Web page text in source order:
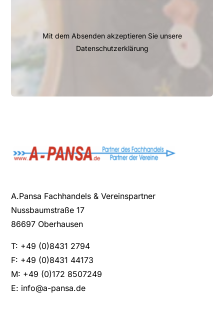
Mit dem Absenden akzeptieren Sie unsere
Datenschutzerklärung
A.Pansa Fachhandels & Vereinspartner
Nussbaumstraße 17
86697 Oberhausen
T: +49 (0)8431 2794
F: +49 (0)8431 44173
M: +49 (0)172 8507249
E: info@a-pansa.de